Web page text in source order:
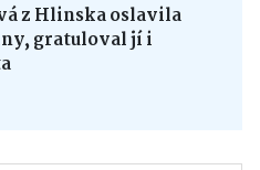
z Hlinska oslavila
gratuloval jí i